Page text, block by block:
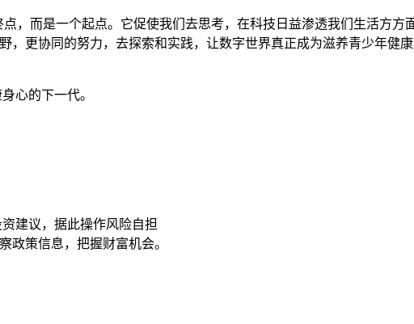
，而是一个起点。它促使我们去思考，在科技日益渗透我们生活方
，更协同的努力，去探索和实践，让数字世界真正成为滋养青少年健
心的下一代。
建议，据此操作风险自担
政策信息，把握财富机会。